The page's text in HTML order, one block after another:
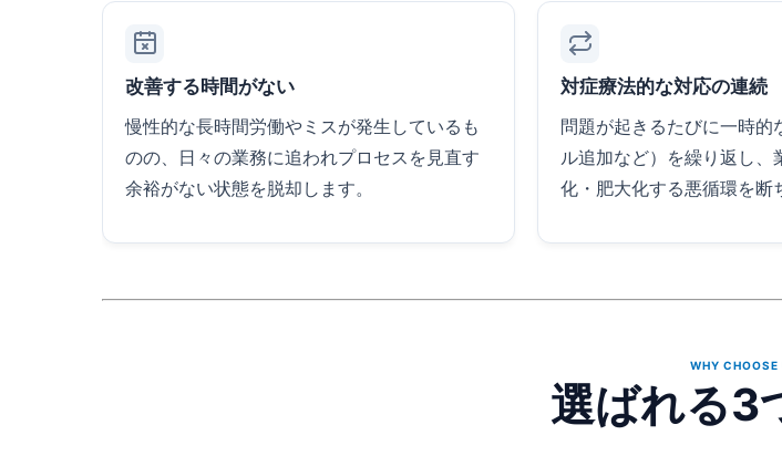
改善する時間がない
慢性的な長時間労働やミスが発生しているも
のの、日々の業務に追われプロセスを見直す
余裕がない状態を脱却します。
対症療法的な対応の連続
問題が起きるたびに一時的
ル追加など）を繰り返し、
化・肥大化する悪循環を断
WHY CHOOSE
選ばれる3